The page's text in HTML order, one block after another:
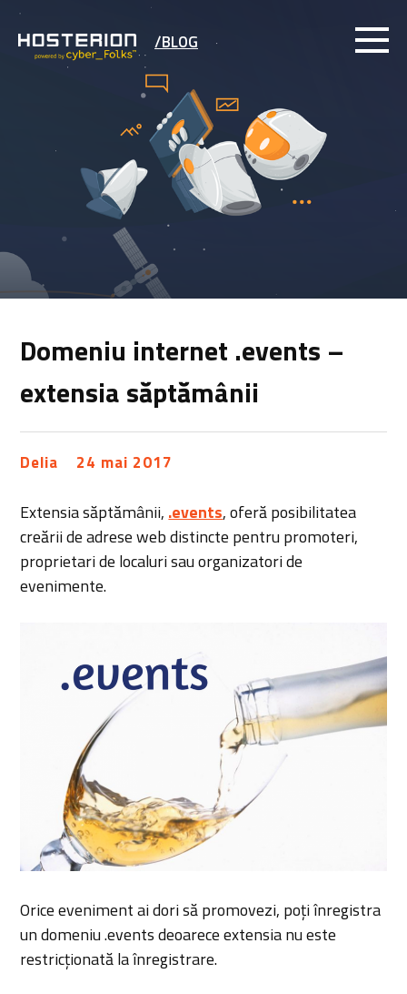
/BLOG
Domeniu internet .events –
extensia săptămânii
Delia 24 mai 2017
Extensia săptămânii, .events, oferă posibilitatea
creării de adrese web distincte pentru promoteri,
proprietari de localuri sau organizatori de
evenimente.
Orice eveniment ai dori să promovezi, poţi înregistra
un domeniu .events deoarece extensia nu este
restricţionată la înregistrare.